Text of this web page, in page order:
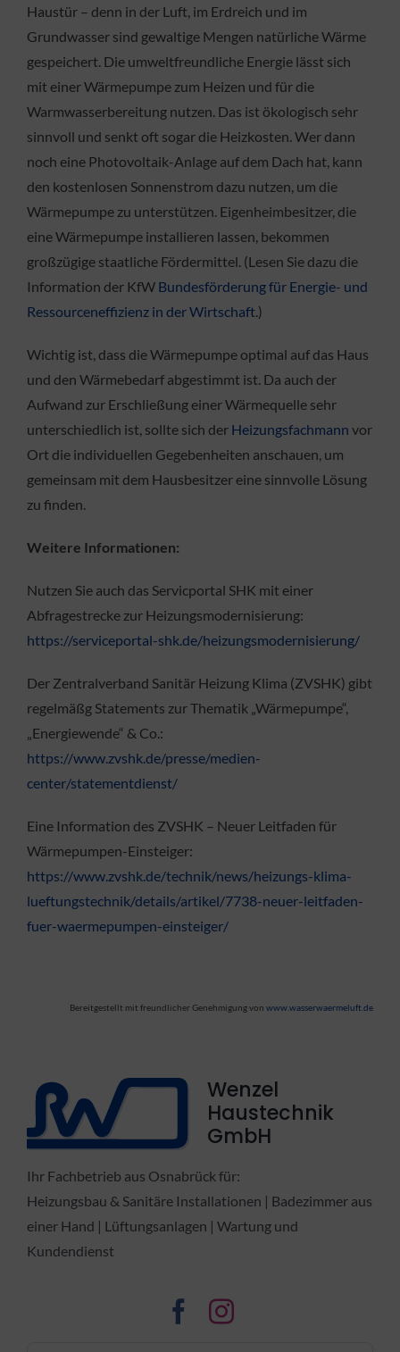
Haustür – denn in der Luft, im Erdreich und im
Grundwasser sind gewaltige Mengen natürliche Wärme
gespeichert. Die umweltfreundliche Energie lässt sich
mit einer Wärmepumpe zum Heizen und für die
Warmwasserbereitung nutzen. Das ist ökologisch sehr
sinnvoll und senkt oft sogar die Heizkosten. Wer dann
noch eine Photovoltaik-Anlage auf dem Dach hat, kann
den kostenlosen Sonnenstrom dazu nutzen, um die
Wärmepumpe zu unterstützen. Eigenheimbesitzer, die
eine Wärmepumpe installieren lassen, bekommen
großzügige staatliche Fördermittel. (Lesen Sie dazu die
Information der KfW Bundesförderung für Energie- und
Ressourceneffizienz in der Wirtschaft.)
Wichtig ist, dass die Wärmepumpe optimal auf das Haus
und den Wärmebedarf abgestimmt ist. Da auch der
Aufwand zur Erschließung einer Wärmequelle sehr
unterschiedlich ist, sollte sich der Heizungsfachmann vor
Ort die individuellen Gegebenheiten anschauen, um
gemeinsam mit dem Hausbesitzer eine sinnvolle Lösung
zu finden.
Weitere Informationen:
Nutzen Sie auch das Servicportal SHK mit einer
Abfragestrecke zur Heizungsmodernisierung:
https://serviceportal-shk.de/heizungsmodernisierung/
Der Zentralverband Sanitär Heizung Klima (ZVSHK) gibt
regelmäßg Statements zur Thematik „Wärmepumpe“,
„Energiewende“ & Co.:
https://www.zvshk.de/presse/medien-
center/statementdienst/
Eine Information des ZVSHK – Neuer Leitfaden für
Wärmepumpen-Einsteiger:
https://www.zvshk.de/technik/news/heizungs-klima-
lueftungstechnik/details/artikel/7738-neuer-leitfaden-
fuer-waermepumpen-einsteiger/
Bereitgestellt mit freundlicher Genehmigung vonwww.wasserwaermeluft.de
Wenzel
Haustechnik
GmbH
Ihr Fachbetrieb aus Osnabrück für:
Heizungsbau & Sanitäre Installationen | Badezimmer aus
einer Hand | Lüftungsanlagen | Wartung und
Kundendienst